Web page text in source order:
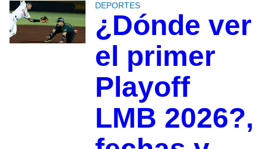
DEPORTES
¿Dónde ver
el primer
Playoff
LMB 2026?,